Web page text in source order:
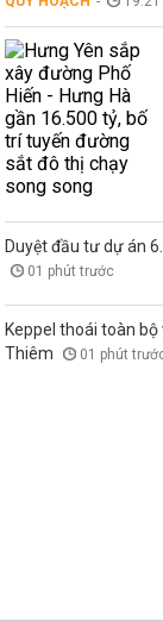
Duyệt đầu tư dự án
01 phút trước
Keppel thoái toàn
Thiêm
01 phút